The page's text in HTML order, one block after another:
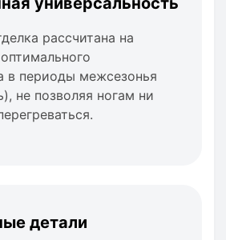
рассчитана на
в периоды межсезонья
не позволяя ногам ни
детали